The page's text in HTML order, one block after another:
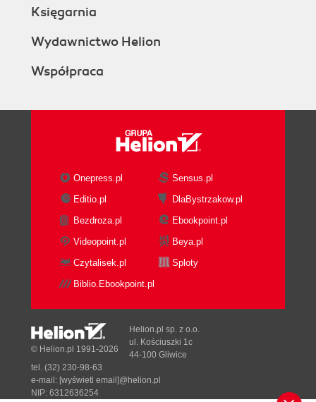
Księgarnia
Wydawnictwo Helion
Współpraca
Onepress.pl
Sensus.pl
Editio.pl
DlaBystrzakow.pl
Bezdroza.pl
Ebookpoint.pl
Videopoint.pl
Beya.pl
Czytalisek.pl
Sploty
Biblio.Ebookpoint.pl
© Helion.pl 1991-2026
Helion.pl sp. z o.o.
ul. Kościuszki 1c
44-100 Gliwice
tel. (32) 230-98-63
e-mail: [wyświetl email]@helion.pl
NIP: 6312636254